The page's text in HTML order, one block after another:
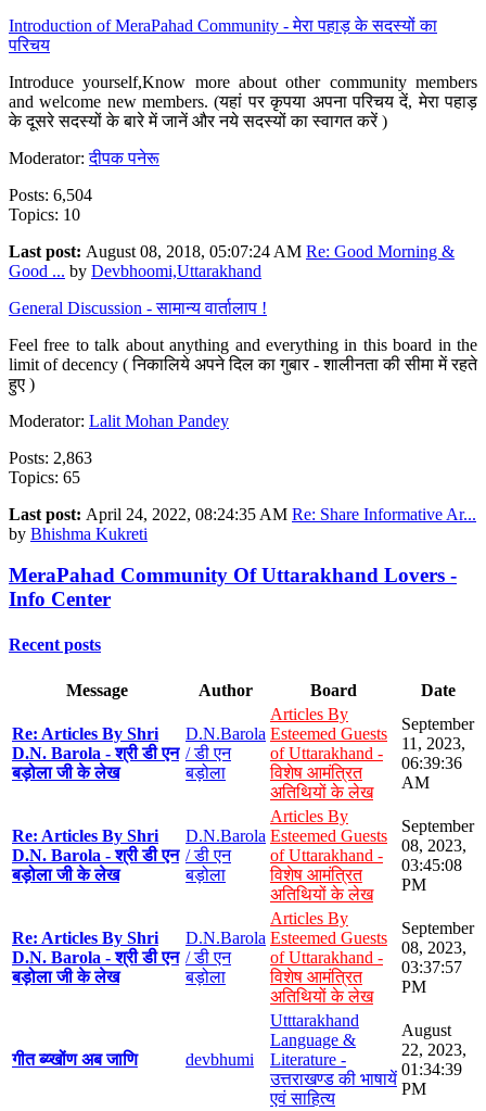
Introduction of MeraPahad Community - मेरा पहाड़ के सदस्यों का
परिचय
Introduce yourself,Know more about other community members
and welcome new members. (यहां पर कृपया अपना परिचय दें, मेरा पहाड़
के दूसरे सदस्यों के बारे में जानें और नये सदस्यों का स्वागत करें )
Moderator:दीपक पनेरू
Posts: 6,504
Topics: 10
Last post: August 08, 2018, 05:07:24 AM Re: Good Morning &
Good ... by Devbhoomi,Uttarakhand
General Discussion - सामान्य वार्तालाप !
Feel free to talk about anything and everything in this board in the
limit of decency ( निकालिये अपने दिल का गुबार - शालीनता की सीमा में रहते
हुए )
Moderator: Lalit Mohan Pandey
Posts: 2,863
Topics: 65
Last post: April 24, 2022, 08:24:35 AM Re: Share Informative Ar...
by Bhishma Kukreti
MeraPahad Community Of Uttarakhand Lovers -
Info Center
Recent posts
Message Author Board Date
Re: Articles By Shri
D.N. Barola - श्री डी एन
बड़ोला जी के लेख
D.N.Barola
/ डी एन
बड़ोला
Articles By
Esteemed Guests
of Uttarakhand -
विशेष आमंत्रित
अतिथियों के लेख
September
11, 2023,
06:39:36
AM
Re: Articles By Shri
D.N. Barola - श्री डी एन
बड़ोला जी के लेख
D.N.Barola
/ डी एन
बड़ोला
Articles By
Esteemed Guests
of Uttarakhand -
विशेष आमंत्रित
अतिथियों के लेख
September
08, 2023,
03:45:08
PM
Re: Articles By Shri
D.N. Barola - श्री डी एन
बड़ोला जी के लेख
D.N.Barola
/ डी एन
बड़ोला
Articles By
Esteemed Guests
of Uttarakhand -
विशेष आमंत्रित
अतिथियों के लेख
September
08, 2023,
03:37:57
PM
गीत ब्य्खोंण अब जाणि devbhumi
Utttarakhand
Language &
Literature -
उत्तराखण्ड की भाषायें
एवं साहित्य
August
22, 2023,
01:34:39
PM